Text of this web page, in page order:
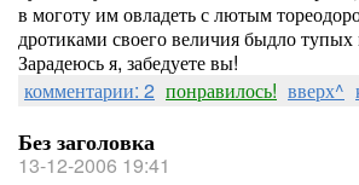
в моготу им овладеть с лютым
дротиками своего величия быдло тупых
Зарадеюсь я, забедуете вы!
комментарии: 2 понравилось! вверх^
Без заголовка
13-12-2006 19:41